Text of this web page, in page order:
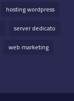
hosting wordpress
server dedicato
web marketing